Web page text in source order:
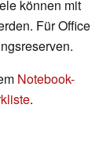
können mit
Für Office
Notebook-
.